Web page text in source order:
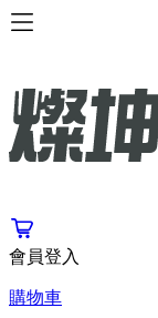
會員登入
購物車